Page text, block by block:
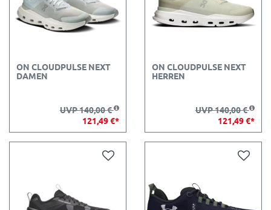
ON CLOUDPULSE NEXT
DAMEN
UVP 140,00 €
121,49 €*
ON CLOUDPULSE NEXT
HERREN
UVP 140,00 €
121,49 €*